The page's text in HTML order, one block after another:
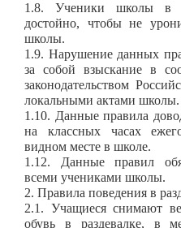
1.8. Ученики школы в
достойно, чтобы не
школы.
1.9. Нарушение данных
за собой взыскание в
законодательством
локальными актами школы.
1.10. Данные правила
на классных часах
видном месте в школе.
1.12. Данные правил
всеми учениками школы.
2. Правила поведения в
2.1. Учащиеся снимают
обувь в раздевалке, в